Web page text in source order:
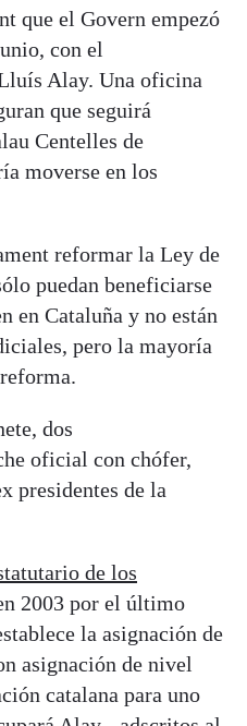
que el Govern empezó
con el
Alay. Una oficina
que seguirá
Centelles de
moverse en los
reformar la Ley de
puedan beneficiarse
en Cataluña y no están
pero la mayoría
dos
oficial con chófer,
presidentes de la
de los
2003 por el último
la asignación de
asignación de nivel
catalana para uno